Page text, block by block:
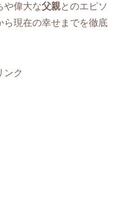
や偉大な父親とのエピソ
ら現在の幸せまでを徹底
ンク